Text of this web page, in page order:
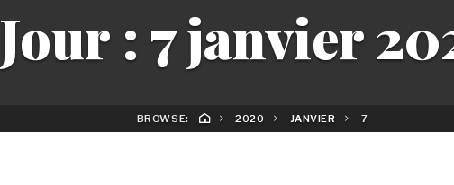
Jour : 7 janvier
BROWSE: 2020 JANVIER 7